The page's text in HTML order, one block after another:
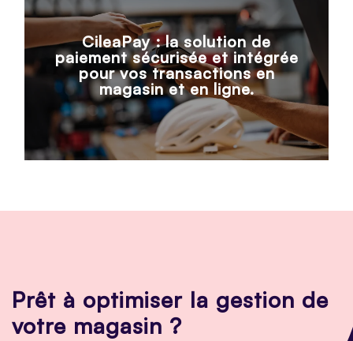
CileaPay : la solution de
paiement sécurisée et intégrée
pour vos transactions en
magasin et en ligne.
Prêt à optimiser la gestion de
votre magasin ?